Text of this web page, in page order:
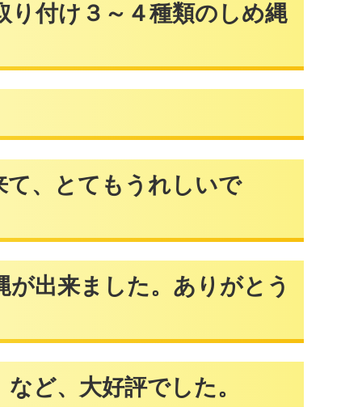
３～４種類のしめ縄
てもうれしいで
ました。ありがとう
大好評でした。